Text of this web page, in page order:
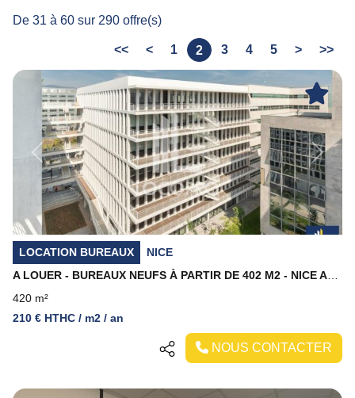
De 31 à 60 sur 290 offre(s)
<< < 1 2 3 4 5 > >>
Previous Next
LOCATION BUREAUX
NICE
420 m²
210 € HTHC / m2 / an
NOUS CONTACTER